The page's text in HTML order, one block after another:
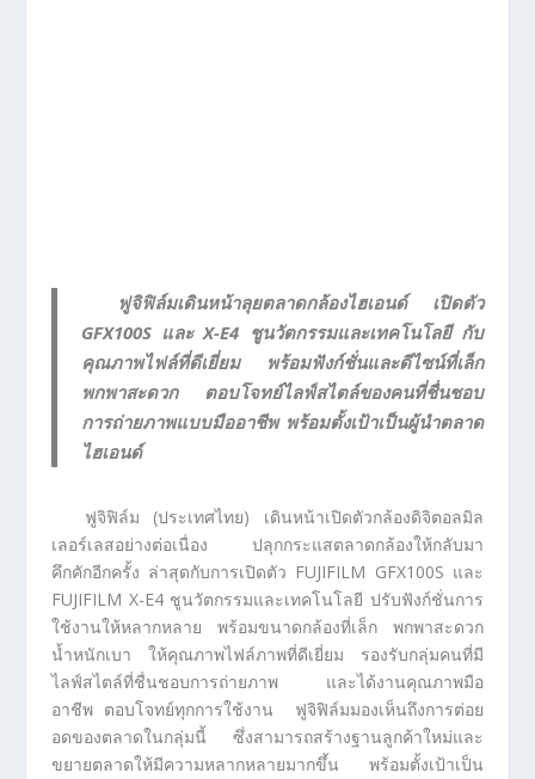
ฟูจิฟิล์มเดินหน้าลุยตลาดกล้องไฮเอนด์ เปิดตัว
GFX100S และ X-E4 ชูนวัตกรรมและเทคโนโลยี กับ
คุณภาพไฟล์ที่ดีเยี่ยม พร้อมฟังก์ชั่นและดีไซน์ที่เล็ก
พกพาสะดวก ตอบโจทย์ไลฟ์สไตล์ของคนที่ชื่นชอบ
การถ่ายภาพแบบมืออาชีพ พร้อมตั้งเป้าเป็นผู้นำตลาด
ไฮเอนด์
ฟูจิฟิล์ม (ประเทศไทย) เดินหน้าเปิดตัวกล้องดิจิตอลมิล
เลอร์เลสอย่างต่อเนื่อง ปลุกกระแสตลาดกล้องให้กลับมา
คึกคักอีกครั้ง ล่าสุดกับการเปิดตัว FUJIFILM GFX100S และ
FUJIFILM X-E4 ชูนวัตกรรมและเทคโนโลยี ปรับฟังก์ชั่นการ
ใช้งานให้หลากหลาย พร้อมขนาดกล้องที่เล็ก พกพาสะดวก
น้ำหนักเบา ให้คุณภาพไฟล์ภาพที่ดีเยี่ยม รองรับกลุ่มคนที่มี
ไลฟ์สไตล์ที่ชื่นชอบการถ่ายภาพ และได้งานคุณภาพมือ
อาชีพ ตอบโจทย์ทุกการใช้งาน ฟูจิฟิล์มมองเห็นถึงการต่อย
อดของตลาดในกลุ่มนี้ ซึ่งสามารถสร้างฐานลูกค้าใหม่และ
ขยายตลาดให้มีความหลากหลายมากขึ้น พร้อมตั้งเป้าเป็น